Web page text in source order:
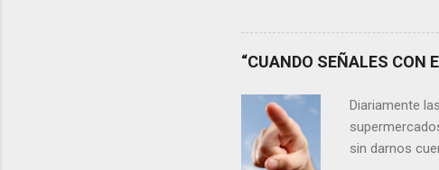
que no nos
escasos y
las cicatrices
elegir y
“CUANDO SEÑALES CON
Diariamente
sin darnos